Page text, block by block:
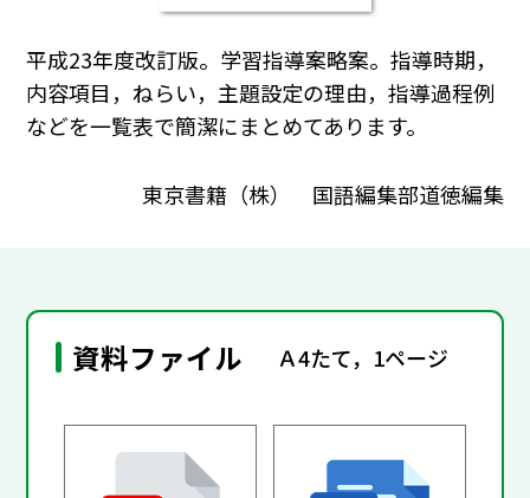
平成23年度改訂版。学習指導案略案。指導時期，
内容項目，ねらい，主題設定の理由，指導過程例
などを一覧表で簡潔にまとめてあります。
東京書籍（株） 国語編集部道徳編集
資料ファイル Ａ4たて，1ページ